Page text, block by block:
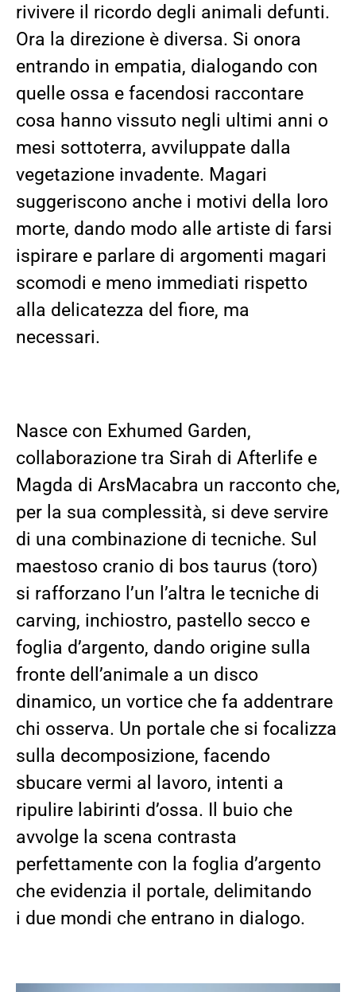
rivivere il ricordo degli animali defunti.
Ora la direzione è diversa. Si onora
entrando in empatia, dialogando con
quelle ossa e facendosi raccontare
cosa hanno vissuto negli ultimi anni o
mesi sottoterra, avviluppate dalla
vegetazione invadente. Magari
suggeriscono anche i motivi della loro
morte, dando modo alle artiste di farsi
ispirare e parlare di argomenti magari
scomodi e meno immediati rispetto
alla delicatezza del fiore, ma
necessari.
Nasce con Exhumed Garden,
collaborazione tra Sirah di Afterlife e
Magda di ArsMacabra un racconto che,
per la sua complessità, si deve servire
di una combinazione di tecniche. Sul
maestoso cranio di bos taurus (toro)
si rafforzano l’un l’altra le tecniche di
carving, inchiostro, pastello secco e
foglia d’argento, dando origine sulla
fronte dell’animale a un disco
dinamico, un vortice che fa addentrare
chi osserva. Un portale che si focalizza
sulla decomposizione, facendo
sbucare vermi al lavoro, intenti a
ripulire labirinti d’ossa. Il buio che
avvolge la scena contrasta
perfettamente con la foglia d’argento
che evidenzia il portale, delimitando
i due mondi che entrano in dialogo.